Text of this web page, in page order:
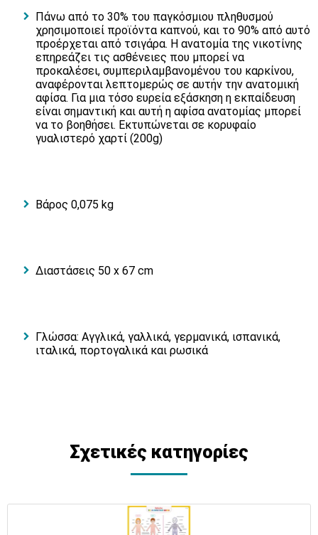
Πάνω από το 30% του παγκόσμιου πληθυσμού
χρησιμοποιεί προϊόντα καπνού, και το 90% από αυτό
προέρχεται από τσιγάρα. Η ανατομία της νικοτίνης
επηρεάζει τις ασθένειες που μπορεί να
προκαλέσει, συμπεριλαμβανομένου του καρκίνου,
αναφέρονται λεπτομερώς σε αυτήν την ανατομική
αφίσα. Για μια τόσο ευρεία εξάσκηση η εκπαίδευση
είναι σημαντική και αυτή η αφίσα ανατομίας μπορεί
να το βοηθήσει. Εκτυπώνεται σε κορυφαίο
γυαλιστερό χαρτί (200g)
Βάρος 0,075 kg
Διαστάσεις 50 x 67 cm
Γλώσσα: Αγγλικά, γαλλικά, γερμανικά, ισπανικά,
ιταλικά, πορτογαλικά και ρωσικά
Σχετικές κατηγορίες